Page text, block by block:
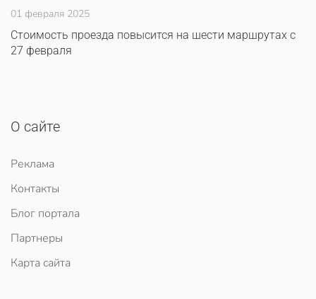
01 февраля 2025
Стоимость проезда повысится на шести маршрутах с
27 февраля
О сайте
Реклама
Контакты
Блог портала
Партнеры
Карта сайта